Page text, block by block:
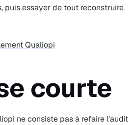
puis essayer de tout reconstruire
Qualiopi
courte
ne consiste pas à refaire l’audit